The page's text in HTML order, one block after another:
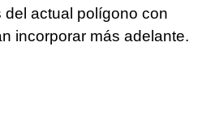
actual polígono con
incorporar más adelante.